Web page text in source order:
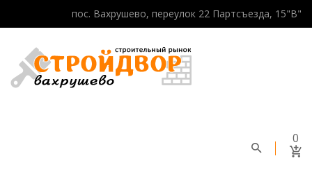
пос. Вахрушево, переулок 22 Партсъезда, 15"В"
0